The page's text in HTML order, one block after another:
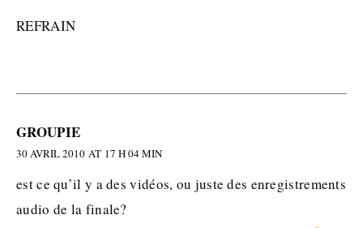
REFRAIN
GROUPIE
30 AVRIL 2010 AT 17 H 04 MIN
est ce qu’il y a des vidéos, ou juste des enregistrements
audio de la finale?